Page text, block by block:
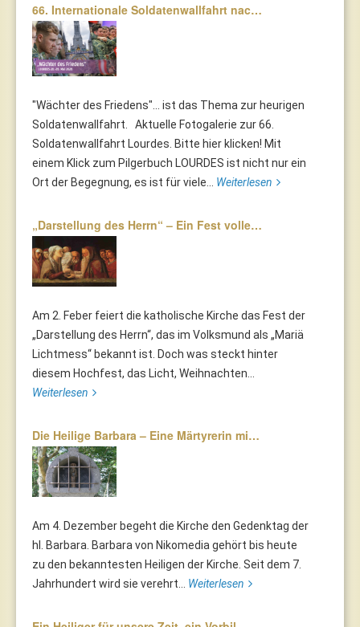
66. Internationale Soldatenwallfahrt nac…
"Wächter des Friedens"... ist das Thema zur heurigen
Soldatenwallfahrt. Aktuelle Fotogalerie zur 66.
Soldatenwallfahrt Lourdes. Bitte hier klicken! Mit
einem Klick zum Pilgerbuch LOURDES ist nicht nur ein
Ort der Begegnung, es ist für viele... Weiterlesen
„Darstellung des Herrn“ – Ein Fest volle…
Am 2. Feber feiert die katholische Kirche das Fest der
„Darstellung des Herrn“, das im Volksmund als „Mariä
Lichtmess“ bekannt ist. Doch was steckt hinter
diesem Hochfest, das Licht, Weihnachten...
Weiterlesen
Die Heilige Barbara – Eine Märtyrerin mi…
Am 4. Dezember begeht die Kirche den Gedenktag der
hl. Barbara. Barbara von Nikomedia gehört bis heute
zu den bekanntesten Heiligen der Kirche. Seit dem 7.
Jahrhundert wird sie verehrt... Weiterlesen